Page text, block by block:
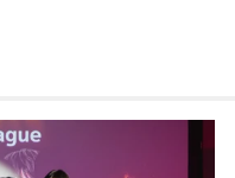
ってもらいました。 🛠「役
事 ──普段...